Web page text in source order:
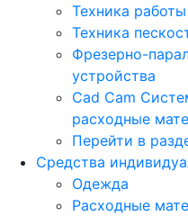
Техника
Техника
Фрезерно-
устройства
Cad Cam
расходные
Перейти в
Средства
Одежда
Расходные